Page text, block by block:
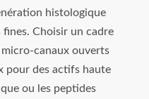
histologique
Choisir un cadre
micro-canaux ouverts
pour des actifs haute
ou les peptides